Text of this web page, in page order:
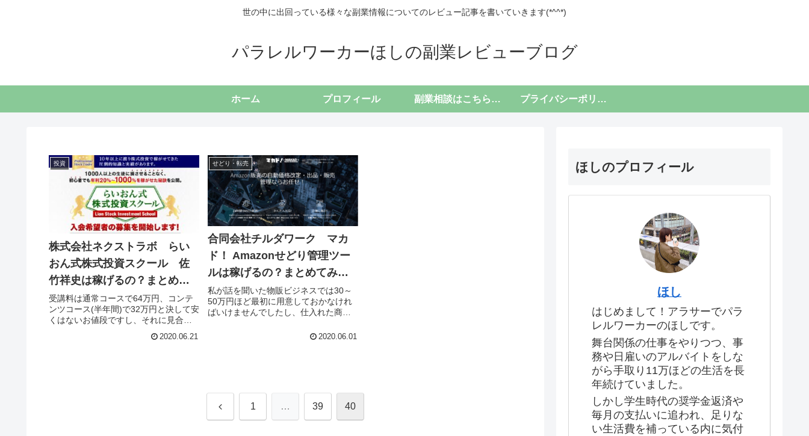
世の中に出回っている様々な副業情報についてのレビュー記事を書いていきます(*^^*)
パラレルワーカーほしの副業レビューブログ
ホーム プロフィール 副業相談はこちらから プライバシーポリシー
投資
株式会社ネクストラボ らい
おん式株式投資スクール 佐
竹祥史は稼げるの？まとめて
みました！
受講料は通常コースで64万円、コンテ
ンツコース(半年間)で32万円と決して安
くはないお値段ですし、それに見合っ
いので、私としてはらいおん式株式投
2020.06.21
せどり・転売
合同会社チルダワーク マカ
ド！ Amazonせどり管理ツー
ルは稼げるの？まとめてみま
した！
私が話を聞いた物販ビジネスでは30～
50万円ほど最初に用意しておかなけれ
ばいけませんでしたし、仕入れた商品
ります。結論として、個人的にはマカ
2020.06.01
前 1 … 39 40
ほしのプロフィール
ほし
はじめまして！アラサーでパラ
レルワーカーのほしです。
舞台関係の仕事をやりつつ、事
務や日雇いのアルバイトをしな
がら手取り11万ほどの生活を長
年続けていました。
しかし学生時代の奨学金返済や
毎月の支払いに追われ、足りな
い生活費を補っている内に気付